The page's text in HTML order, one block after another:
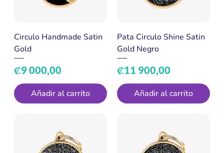
Circulo Handmade Satin
Gold
Precio
₡9 000,00
Añadir al carrito
Pata Circulo Shine Satin
Gold Negro
Precio
₡11 900,00
Añadir al carrito